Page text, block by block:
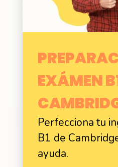
EXÁMEN
Perfecciona tu
B1 de
ayuda.